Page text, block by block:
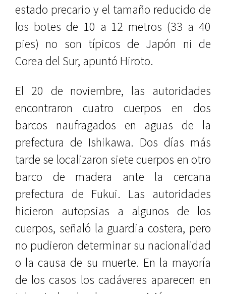
estado precario y el tamaño reducido de
los botes de 10 a 12 metros (33 a 40
pies) no son típicos de Japón ni de
Corea del Sur, apuntó Hiroto.
El 20 de noviembre, las autoridades
encontraron cuatro cuerpos en dos
barcos naufragados en aguas de la
prefectura de Ishikawa. Dos días más
tarde se localizaron siete cuerpos en otro
barco de madera ante la cercana
prefectura de Fukui. Las autoridades
hicieron autopsias a algunos de los
cuerpos, señaló la guardia costera, pero
no pudieron determinar su nacionalidad
o la causa de su muerte. En la mayoría
de los casos los cadáveres aparecen en